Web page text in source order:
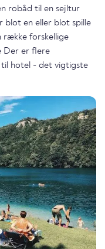
robåd til en sejltur
blot en eller blot spille
række forskellige
Der er flere
til hotel - det vigtigste